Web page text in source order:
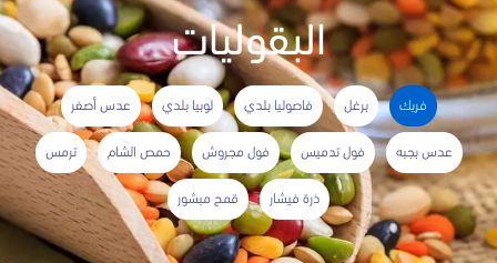
البقوليات
فريك برغل فاصوليا بلدي لوبيا بلدي عدس أصفر
عدس بجبه فول تدميس فول مجروش حمص الشام ترمس
ذرة فيشار قمح مبشور